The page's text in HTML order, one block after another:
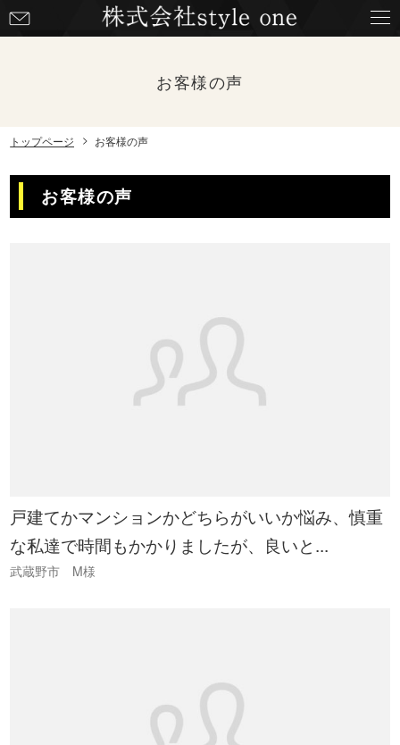
問
お客様の声
トップページ お客様の声
お客様の声
戸建てかマンションかどちらがいいか悩み、慎重
な私達で時間もかかりましたが、良いと...
武蔵野市 M様